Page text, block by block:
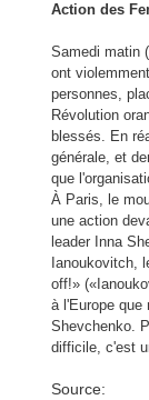
Action des
Samedi matin
ont
personnes,
Révolution
blessés. En
générale, et
que
À Paris, le
une action
leader Inna
Ianoukovitch,
off!»
à l'Europe que
Shevchenko.
difficile, c'est
Source: